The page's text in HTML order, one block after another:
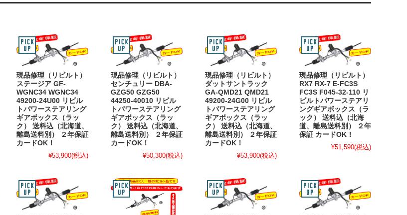
現品修理（リビルト）
ステージア GF-
WGNC34 WGNC34
49200-24U00 リビル
トパワーステアリング
ギアボックス（ラッ
ク） 送料込（北海道、
離島送料別） ２年保証
カードOK！
¥53,900(税込)
現品修理（リビルト）
センチュリー DBA-
GZG50 GZG50
44250-40010 リビル
トパワーステアリング
ギアボックス（ラッ
ク） 送料込（北海道、
離島送料別） ２年保証
カードOK！
¥50,300(税込)
現品修理（リビルト）
ダットサントラック
GA-QMD21 QMD21
49200-24G00 リビル
トパワーステアリング
ギアボックス（ラッ
ク） 送料込（北海道、
離島送料別） ２年保証
カードOK！
¥53,900(税込)
現品修理（リビルト）
RX7 RX-7 E-FC3S
FC3S F045-32-110 リ
ビルトパワーステアリ
ングギアボックス（ラ
ック） 送料込（北海
道、離島送料別） ２年
保証 カードOK！
¥51,590(税込)